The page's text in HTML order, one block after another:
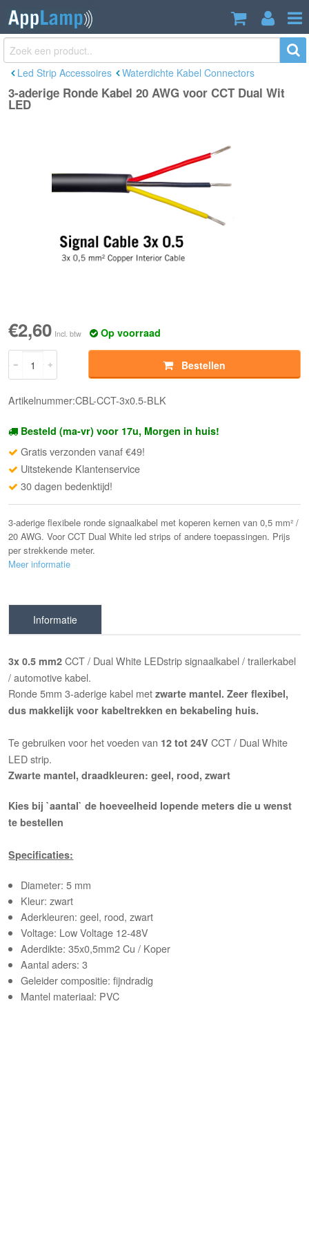
3-aderige Ronde Kabel 20 AWG voor
CCT Dual Wit LED
€2,60
Led Strip Accessoires Waterdichte Kabel Connectors
3-aderige Ronde Kabel 20 AWG voor CCT Dual Wit
LED
€2,60 Incl. btw Op voorraad
Bestellen
Artikelnummer:CBL-CCT-3x0.5-BLK
Besteld (ma-vr) voor 17u, Morgen in huis!
Gratis verzonden vanaf €49!
Uitstekende Klantenservice
30 dagen bedenktijd!
3-aderige flexibele ronde signaalkabel met koperen kernen van 0,5 mm² /
20 AWG. Voor CCT Dual White led strips of andere toepassingen. Prijs
per strekkende meter.
Meer informatie
Informatie
3x 0.5 mm2 CCT / Dual White LEDstrip signaalkabel / trailerkabel
/ automotive kabel.
Ronde 5mm 3-aderige kabel metzwarte mantel. Zeer flexibel,
dus makkelijk voor kabeltrekken en bekabeling huis.
Te gebruiken voor het voeden van 12 tot 24V CCT / Dual White
LED strip.
Zwarte mantel, draadkleuren: geel, rood, zwart
Kies bij `aantal` de hoeveelheid lopende meters die u wenst
te bestellen
Specificaties:
Diameter: 5 mm
Kleur: zwart
Aderkleuren: geel, rood, zwart
Voltage: Low Voltage 12-48V
Aderdikte: 35x0,5mm2 Cu / Koper
Aantal aders: 3
Geleider compositie: fijndradig
Mantel materiaal: PVC